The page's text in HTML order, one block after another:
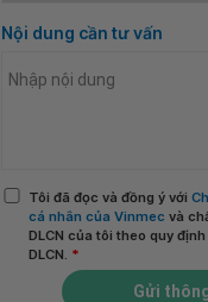
Nội dung cần tư vấn
Tôi đã đọc và đồng ý với
cá nhân của Vinmec và
DLCN của tôi theo quy
DLCN. *
Gửi